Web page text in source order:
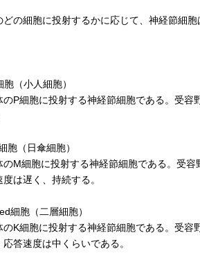
どの細胞に投射するかに応じて、神経節細
（小人細胞）
P細胞に投射する神経節細胞である。受容
胞（日傘細胞）
M細胞に投射する神経節細胞である。受容
は遅く、持続する。
細胞（二層細胞）
K細胞に投射する神経節細胞である。受容
答速度は中くらいである。